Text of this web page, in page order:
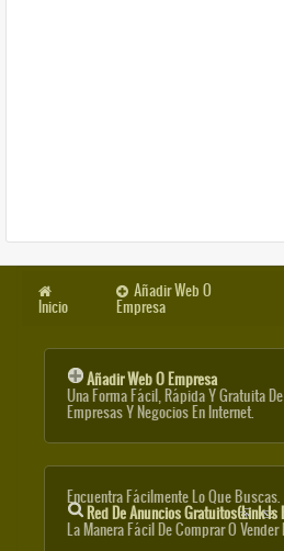
Inicio
Añadir Web O
Empresa
Añadir Web O Empresa
Una Forma Fácil, Rápida Y Gratuita
Empresas Y Negocios En Internet.
Encuentra Fácilmente Lo Que Buscas.
Red De Anuncios Gratuitos(link Is
La Manera Fácil De Comprar O Vender